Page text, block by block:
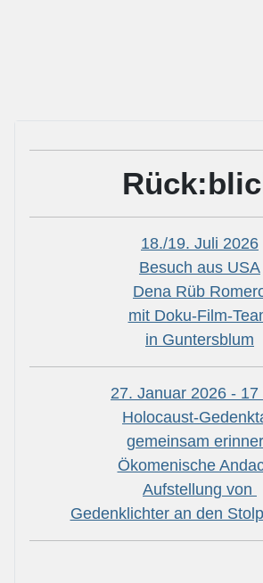
18./19. Juli 2026
Besuch aus USA
Dena Rüb
mit Doku-Film-
in Guntersblum
27. Januar 2026 - 17
Holocaust-
gemeinsam
Ökomenische
Aufstellung von
Gedenklichter an den